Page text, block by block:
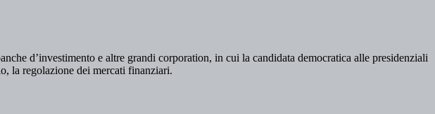
d’investimento e altre grandi corporation, in cui la candidata democratica alle presidenziali
la regolazione dei mercati finanziari.